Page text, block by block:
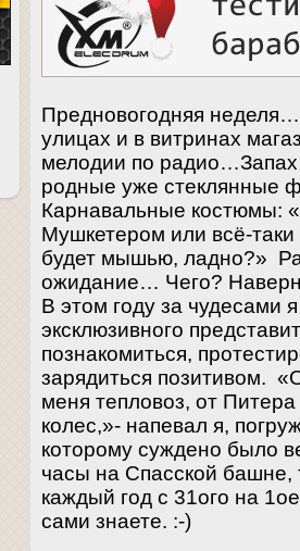
Предновогодняя
улицах и в витринах
мелодии по
родные уже стеклянные
Карнавальные костюмы:
Мушкетером или всё-
будет мышью, ладно?»
ожидание… Чего?
В этом году за чудесами
эксклюзивного
познакомиться,
зарядиться позитивом.
меня тепловоз, от
колес,»- напевал я,
которому суждено было
часы на Спасской башне,
каждый год с 31ого на
сами знаете. :-)